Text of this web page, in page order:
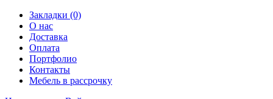
Закладки (0)
О нас
Доставка
Оплата
Портфолио
Контакты
Мебель в рассрочку